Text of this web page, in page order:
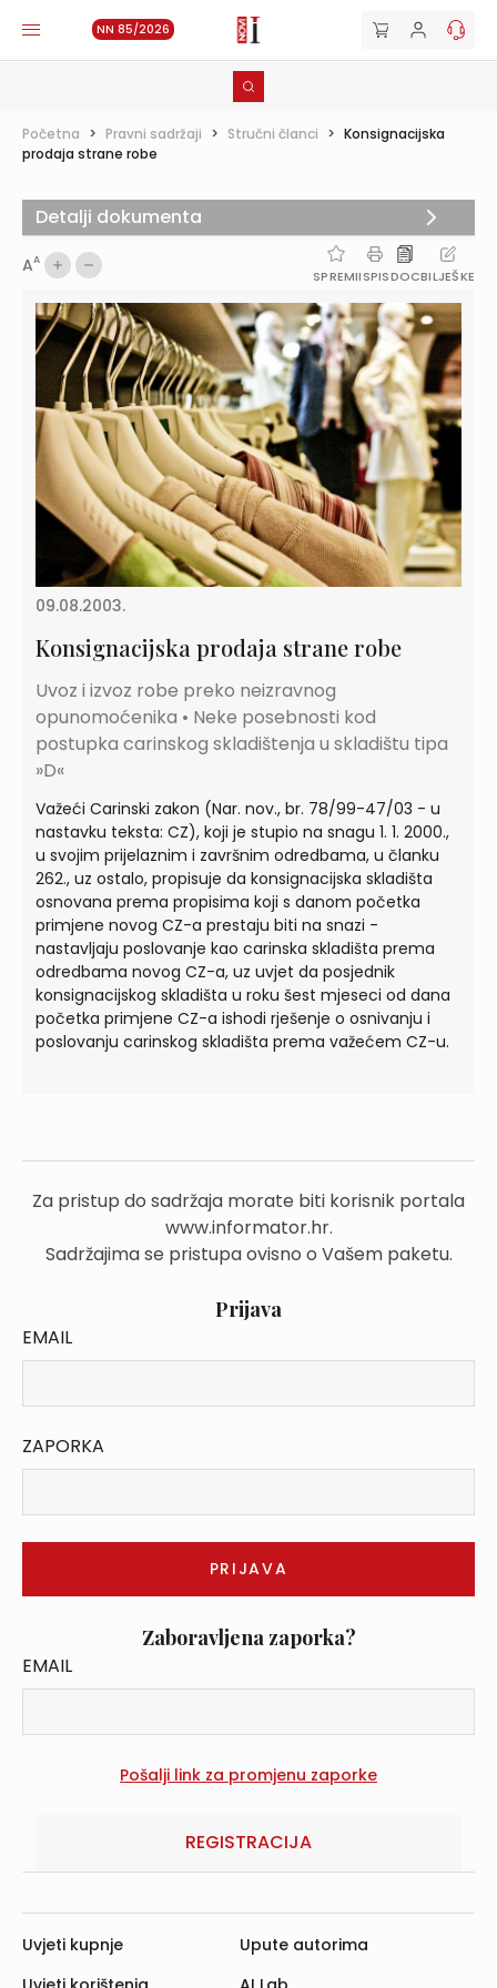
NN 85/2026
Početna > Pravni sadržaji > Stručni članci > Konsignacijska
prodaja strane robe
AA
SPREMIISPISDOCBILJEŠKE
09.08.2003.
Konsignacijska prodaja strane robe
Uvoz i izvoz robe preko neizravnog
opunomoćenika • Neke posebnosti kod
postupka carinskog skladištenja u skladištu tipa
»D«
Važeći Carinski zakon (Nar. nov., br. 78/99-47/03 - u
nastavku teksta: CZ), koji je stupio na snagu 1. 1. 2000.,
u svojim prijelaznim i završnim odredbama, u članku
262., uz ostalo, propisuje da konsignacijska skladišta
osnovana prema propisima koji s danom početka
primjene novog CZ-a prestaju biti na snazi -
nastavljaju poslovanje kao carinska skladišta prema
odredbama novog CZ-a, uz uvjet da posjednik
konsignacijskog skladišta u roku šest mjeseci od dana
početka primjene CZ-a ishodi rješenje o osnivanju i
poslovanju carinskog skladišta prema važećem CZ-u.
Za pristup do sadržaja morate biti korisnik portala
www.informator.hr.
Sadržajima se pristupa ovisno o Vašem paketu.
Prijava
EMAIL
ZAPORKA
Zaboravljena zaporka?
EMAIL
REGISTRACIJA
Detalji dokumenta
Uvjeti kupnje
Upute autorima